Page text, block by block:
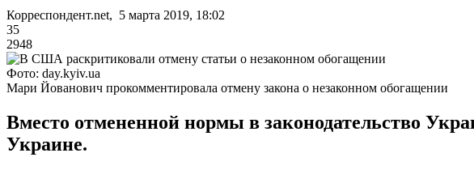
Корреспондент.net, 5 марта 2019, 18:02
35
2948
Фото: day.kyiv.ua
Мари Йованович прокомментировала отмену закона о незаконном обогащении
Вместо отмененной нормы в законодательство
Украине.